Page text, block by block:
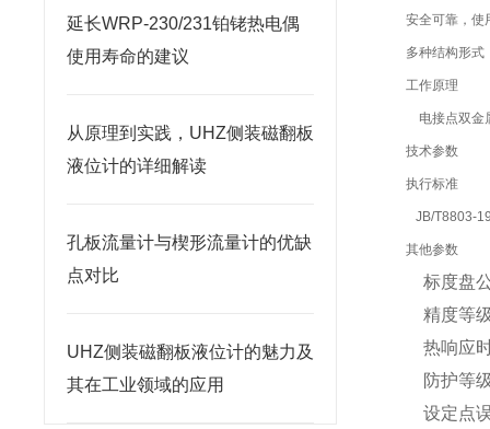
延长WRP-230/231铂铑热电偶
使用寿命的建议
从原理到实践，UHZ侧装磁翻板
液位计的详细解读
孔板流量计与楔形流量计的优缺
点对比
UHZ侧装磁翻板液位计的魅力及
其在工业领域的应用
安全可靠，使
多种结构形式
工作原理
电接点双金
技术参数
执行标准
JB/T8803-
其他参数
标度盘
精度等
热响应
防护等
设定点